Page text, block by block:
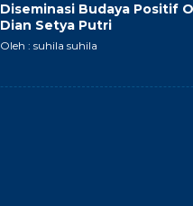
Diseminasi Budaya Positif
Dian Setya Putri
Oleh : suhila suhila